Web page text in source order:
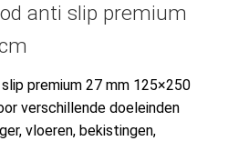
anti slip premium
premium 27 mm 125×250
verschillende doeleinden
vloeren, bekistingen,